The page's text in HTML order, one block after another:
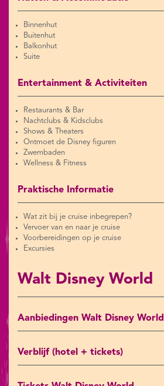
Binnenhut
Buitenhut
Balkonhut
Suite
Entertainment & Activiteiten
Restaurants & Bar
Nachtclubs & Kidsclubs
Shows & Theaters
Ontmoet de Disney figuren
Zwembaden
Wellness & Fitness
Praktische Informatie
Wat zit bij je cruise inbegrepen?
Vervoer van en naar je cruise
Voorbereidingen op je cruise
Excursies
Walt Disney World
Aanbiedingen Walt Disney World
Verblijf (hotel + tickets)